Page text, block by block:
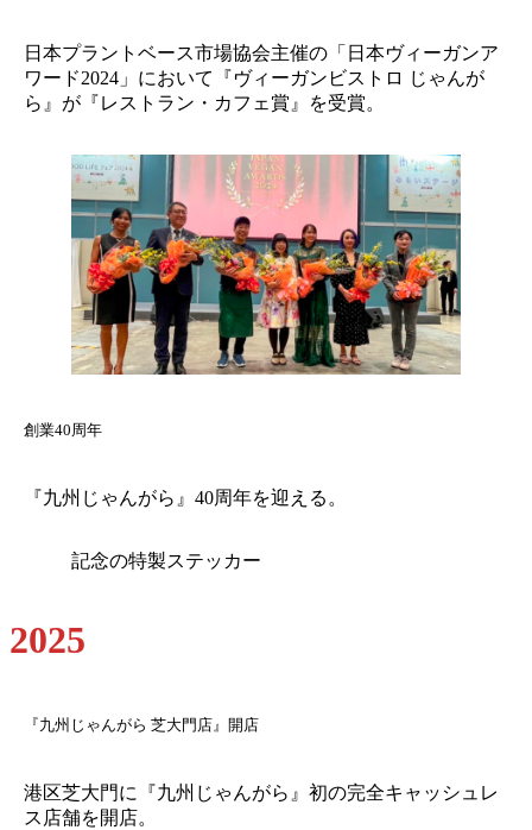
日本プラントベース市場協会主催の「日本ヴィーガンア
ワード2024」において『ヴィーガンビストロ じゃんが
ら』が『レストラン・カフェ賞』を受賞。
創業40周年
『九州じゃんがら』40周年を迎える。
記念の特製ステッカー
2025
『九州じゃんがら 芝大門店』開店
港区芝大門に『九州じゃんがら』初の完全キャッシュレ
ス店舗を開店。